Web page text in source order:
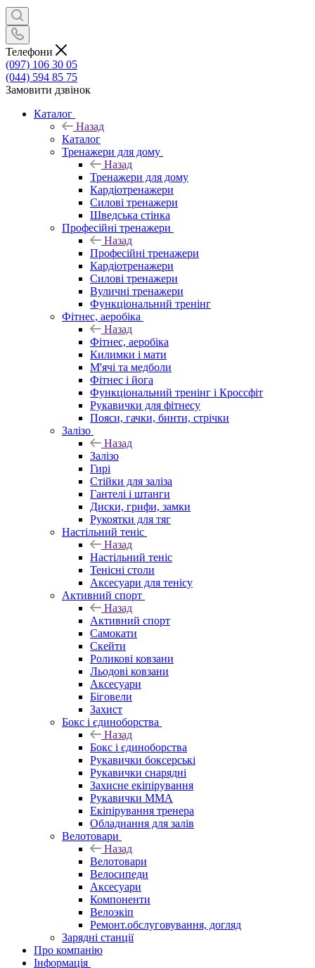
Телефони
(097) 106 30 05
(044) 594 85 75
Замовити дзвінок
Каталог
Назад
Каталог
Тренажери для дому
Назад
Тренажери для дому
Кардіотренажери
Силові тренажери
Шведська стінка
Професійні тренажери
Назад
Професійні тренажери
Кардіотренажери
Силові тренажери
Вуличні тренажери
Функціональний тренінг
Фітнес, аеробіка
Назад
Фітнес, аеробіка
Килимки і мати
М'ячі та медболи
Фітнес і йога
Функціональний тренінг і Кроссфіт
Рукавички для фітнесу
Пояси, гачки, бинти, стрічки
Залізо
Назад
Залізо
Гирі
Стійки для заліза
Гантелі і штанги
Диски, грифи, замки
Рукоятки для тяг
Настільний теніс
Назад
Настільний теніс
Тенісні столи
Аксесуари для тенісу
Активний спорт
Назад
Активний спорт
Самокати
Скейти
Роликові ковзани
Льодові ковзани
Аксесуари
Біговели
Захист
Бокс і єдиноборства
Назад
Бокс і єдиноборства
Рукавички боксерські
Рукавички снарядні
Захисне екіпірування
Рукавички ММА
Екіпірування тренера
Обладнання для залів
Велотовари
Назад
Велотовари
Велосипеди
Аксесуари
Компоненти
Велоэкіп
Ремонт.обслуговування, догляд
Зарядні станції
Про компанію
Інформація